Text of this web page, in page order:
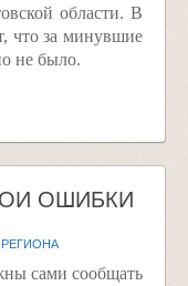
области. В
что за минувшие
не было.
ОШИБКИ
сами сообщать